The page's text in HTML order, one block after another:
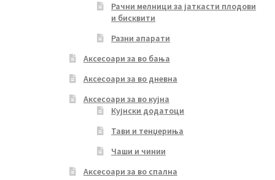
Рачни мелници за јаткасти плодови
и бисквити
Разни апарати
Аксесоари за во бања
Аксесоари за во дневна
Аксесоари за во кујна
Кујнски додатоци
Тави и тенџериња
Чаши и чинии
Аксесоари за во спална